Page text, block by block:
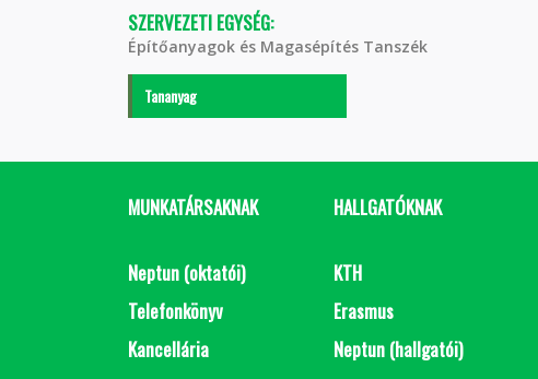
SZERVEZETI EGYSÉG:
Építőanyagok és Magasépítés Tanszék
Tananyag
MUNKATÁRSAKNAK
Neptun (oktatói)
Telefonkönyv
Kancellária
HALLGATÓKNAK
KTH
Erasmus
Neptun (hallgatói)